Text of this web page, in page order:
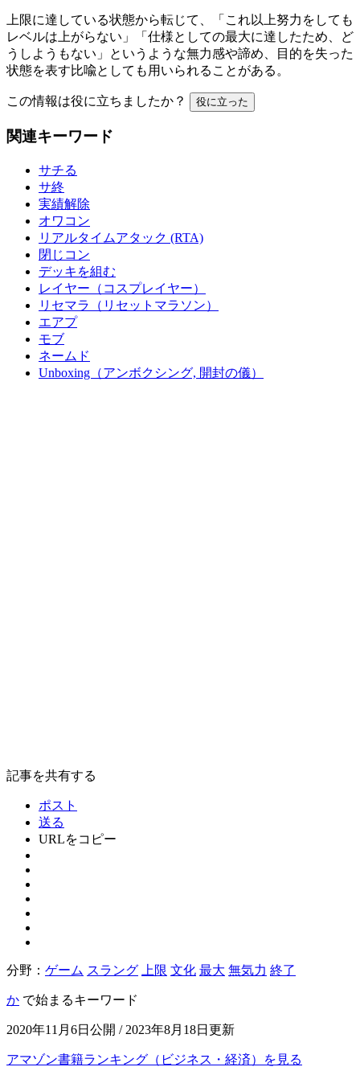
上限に達している状態から転じて、「これ以上努力をしても
レベルは上がらない」「仕様としての最大に達したため、ど
うしようもない」というような無力感や諦め、目的を失った
状態を表す比喩としても用いられることがある。
この情報は役に立ちましたか？ 役に立った
関連キーワード
サチる
サ終
実績解除
オワコン
リアルタイムアタック (RTA)
閉じコン
デッキを組む
レイヤー（コスプレイヤー）
リセマラ（リセットマラソン）
エアプ
モブ
ネームド
Unboxing（アンボクシング, 開封の儀）
記事を共有する
ポスト
送る
URLをコピー
分野： ゲーム スラング 上限 文化 最大 無気力 終了
か で始まるキーワード
2020年11月6日公開 / 2023年8月18日更新
アマゾン書籍ランキング（ビジネス・経済）を見る